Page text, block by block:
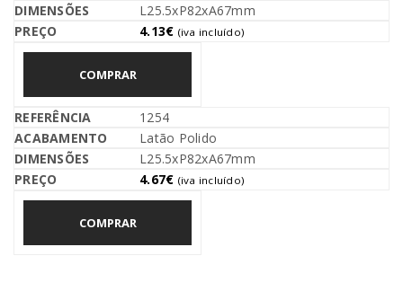
L25.5xP82xA67mm
4.13€ (iva incluído)
COMPRAR
1254
Latão Polido
L25.5xP82xA67mm
4.67€ (iva incluído)
COMPRAR